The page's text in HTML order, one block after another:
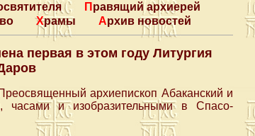
Правящий архиерей
Храмы Архив новостей
первая в этом году Литургия
архиепископ Абаканский и
часами и изобразительными в Спасо-